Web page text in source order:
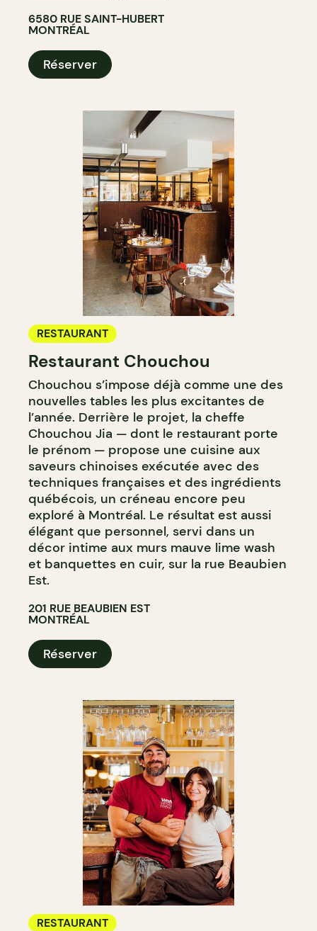
6580 RUE SAINT-HUBERT
MONTRÉAL
Réserver
RESTAURANT
Restaurant Chouchou
Chouchou s’impose déjà comme une des
nouvelles tables les plus excitantes de
l’année. Derrière le projet, la cheffe
Chouchou Jia — dont le restaurant porte
le prénom — propose une cuisine aux
saveurs chinoises exécutée avec des
techniques françaises et des ingrédients
québécois, un créneau encore peu
exploré à Montréal. Le résultat est aussi
élégant que personnel, servi dans un
décor intime aux murs mauve lime wash
et banquettes en cuir, sur la rue Beaubien
Est.
201 RUE BEAUBIEN EST
MONTRÉAL
Réserver
RESTAURANT